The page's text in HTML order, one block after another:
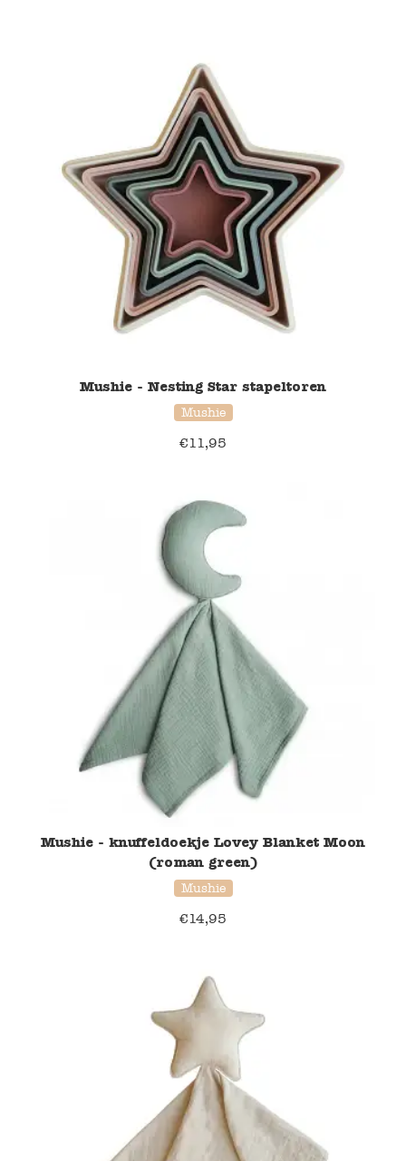
Mushie - Nesting Star stapeltoren
Mushie
€11,95
Mushie - knuffeldoekje Lovey Blanket Moon
(roman green)
Mushie
€14,95